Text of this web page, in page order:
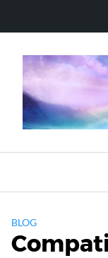
contenido
BLOG